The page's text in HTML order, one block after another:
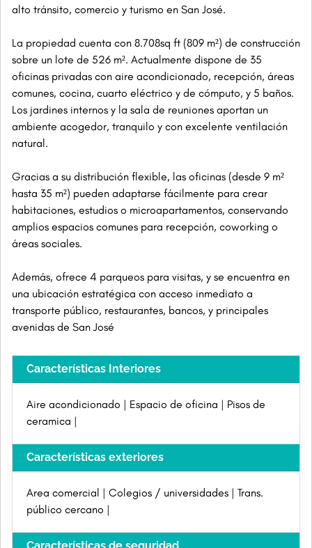
alto tránsito, comercio y turismo en San José.
La propiedad cuenta con 8.708sq ft (809 m²) de construcción
sobre un lote de 526 m². Actualmente dispone de 35
oficinas privadas con aire acondicionado, recepción, áreas
comunes, cocina, cuarto eléctrico y de cómputo, y 5 baños.
Los jardines internos y la sala de reuniones aportan un
ambiente acogedor, tranquilo y con excelente ventilación
natural.
Gracias a su distribución flexible, las oficinas (desde 9 m²
hasta 35 m²) pueden adaptarse fácilmente para crear
habitaciones, estudios o microapartamentos, conservando
amplios espacios comunes para recepción, coworking o
áreas sociales.
Además, ofrece 4 parqueos para visitas, y se encuentra en
una ubicación estratégica con acceso inmediato a
transporte público, restaurantes, bancos, y principales
avenidas de San José
Características Interiores
Aire acondicionado Espacio de oficina
Pisos de
ceramica
Características exteriores
Area comercial Colegios / universidades
Trans.
público cercano